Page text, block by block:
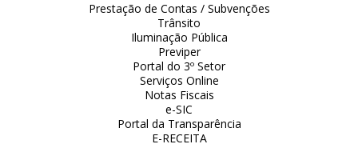
Prestação de Contas / Subvenções
Trânsito
Iluminação Pública
Previper
Portal do 3º Setor
Serviços Online
Notas Fiscais
e-SIC
Portal da Transparência
E-RECEITA